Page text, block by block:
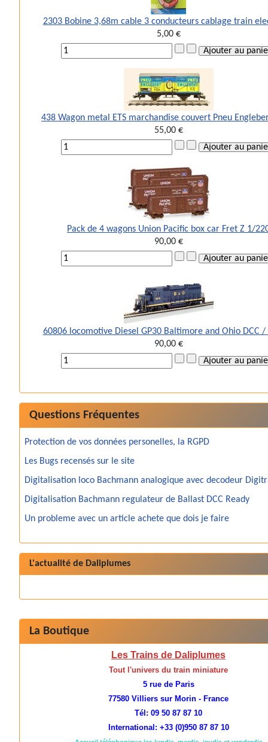
La Boutique
Les Trains de Daliplumes
Tout l'univers du train miniature
5 rue de Paris
77580 Villiers sur Morin - France
Tél: 09 50 87 87 10
International: +33 (0)950 87 87 10
2303 Bobine 3,68m cable 3 conducteurs cablage train
5,00 €
438 Wagon metal ETS marchandise couvert Pneu
55,00 €
Pack de 4 wagons Union Pacific box car Fret Z 1/
90,00 €
60806 locomotive Diesel GP30 Baltimore and Ohio DCC /
90,00 €
Questions Fréquentes
Protection de vos données personelles, la RGPD
Les Bugs recensés sur le site
Digitalisation loco Bachmann analogique avec decodeur
Digitalisation Bachmann regulateur de Ballast DCC Ready
Un probleme avec un article achete que dois je faire
L'actualité de Daliplumes